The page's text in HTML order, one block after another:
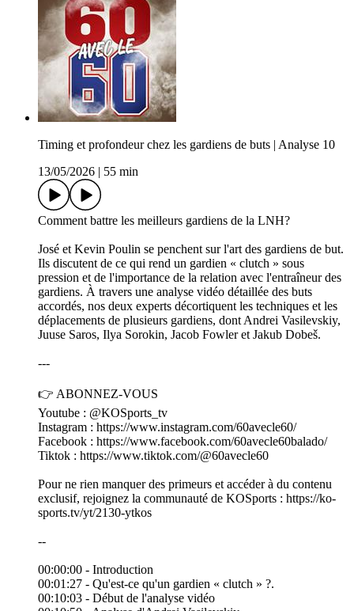
Timing et profondeur chez les gardiens de buts | Analyse 10
13/05/2026
55 min
Comment battre les meilleurs gardiens de la LNH?
José et Kevin Poulin se penchent sur l'art des gardiens de but.
Ils discutent de ce qui rend un gardien « clutch » sous
pression et de l'importance de la relation avec l'entraîneur des
gardiens. À travers une analyse vidéo détaillée des buts
accordés, nos deux experts décortiquent les techniques et les
déplacements de plusieurs gardiens, dont Andrei Vasilevskiy,
Juuse Saros, Ilya Sorokin, Jacob Fowler et Jakub Dobeš.
---
👉 ABONNEZ-VOUS
Youtube : @KOSports_tv
Instagram : https://www.instagram.com/60avecle60/
Facebook : https://www.facebook.com/60avecle60balado/
Tiktok : https://www.tiktok.com/@60avecle60
Pour ne rien manquer des primeurs et accéder à du contenu
exclusif, rejoignez la communauté de KOSports : https://ko-
sports.tv/yt/2130-ytkos
--
00:00:00 - Introduction
00:01:27 - Qu'est-ce qu'un gardien « clutch » ?.
00:10:03 - Début de l'analyse vidéo